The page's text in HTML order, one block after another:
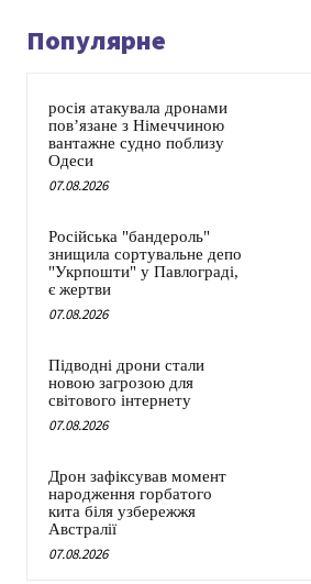
Популярне
росія атакувала дронами
пов’язане з Німеччиною
вантажне судно поблизу
Одеси
07.08.2026
Російська "бандероль"
знищила сортувальне депо
"Укрпошти" у Павлограді,
є жертви
07.08.2026
Підводні дрони стали
новою загрозою для
світового інтернету
07.08.2026
Дрон зафіксував момент
народження горбатого
кита біля узбережжя
Австралії
07.08.2026